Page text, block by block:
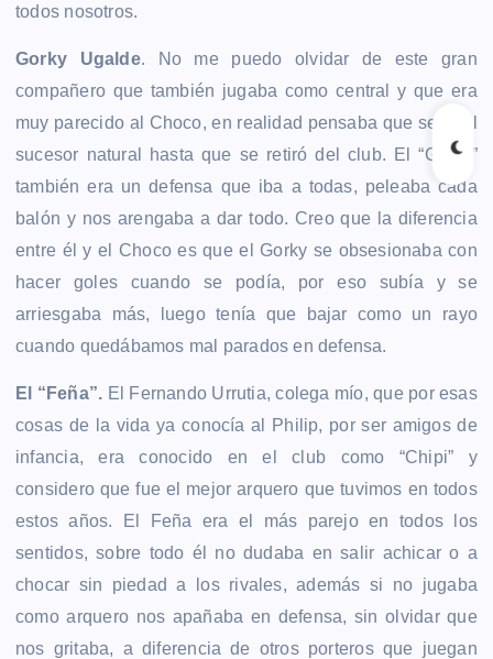
todos nosotros.
Gorky Ugalde. No me puedo olvidar de este gran
compañero que también jugaba como central y que era
muy parecido al Choco, en realidad pensaba que sería el
sucesor natural hasta que se retiró del club. El “Gorky”
también era un defensa que iba a todas, peleaba cada
balón y nos arengaba a dar todo. Creo que la diferencia
entre él y el Choco es que el Gorky se obsesionaba con
hacer goles cuando se podía, por eso subía y se
arriesgaba más, luego tenía que bajar como un rayo
cuando quedábamos mal parados en defensa.
El “Feña”. El Fernando Urrutia, colega mío, que por esas
cosas de la vida ya conocía al Philip, por ser amigos de
infancia, era conocido en el club como “Chipi” y
considero que fue el mejor arquero que tuvimos en todos
estos años. El Feña era el más parejo en todos los
sentidos, sobre todo él no dudaba en salir achicar o a
chocar sin piedad a los rivales, además si no jugaba
como arquero nos apañaba en defensa, sin olvidar que
nos gritaba, a diferencia de otros porteros que juegan